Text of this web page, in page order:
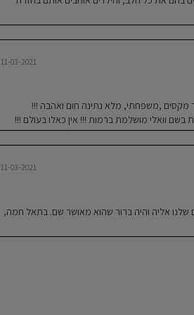
11-03-2021
מקסים ,משפחתי, מלא נתינה חום ואהבה !!!
בשם וואלי מושלמת ברמות !!! אין כאלו בעולם !!!
11-03-2021
שלנו אליה והיה ברור שהוא מאושר שם. בתאל חמה,
אווירה רגועה
מגוונת ועשירה.
צריך לחפש יותר.
ויצירתיים, חוגים
צוות מקצועי ביותר,